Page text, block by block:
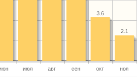
июл авг сен окт ноя
2.1
3.6